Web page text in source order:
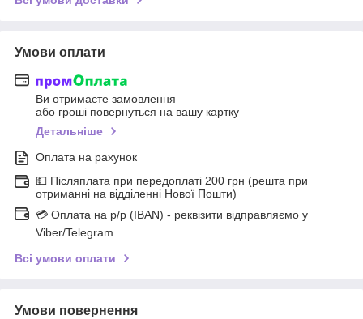
Умови оплати
Ви отримаєте замовлення
або гроші повернуться на вашу картку
Детальніше
Оплата на рахунок
💵 Післяплата при передоплаті 200 грн (решта при
отриманні на відділенні Нової Пошти)
💳 Оплата на р/р (IBAN) - реквізити відправляємо у
Viber/Telegram
Всі умови оплати
Умови повернення